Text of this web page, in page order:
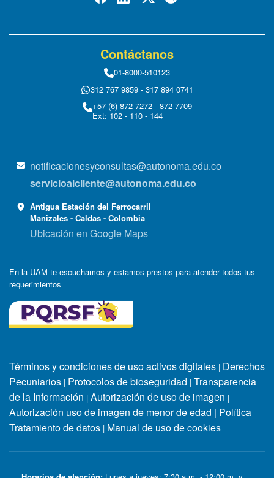
Contáctanos
01-8000-510123
312 767 9859 - 317 894 0741
+57 (6) 872 7272 - 872 7709
Ext: 102 - 110 - 144
notificacionesyconsultas@autonoma.edu.co
servicioalcliente@autonoma.edu.co
Antigua Estación del Ferrocarril
Manizales - Caldas - Colombia
Ubicación en Google Maps
En la UAM te escuchamos y estamos prestos para atender todos tus
requerimientos
Términos y condiciones de uso activos digitales | Derechos
Pecuniarios | Protocolos de bioseguridad | Transparencia
de la Información | Autorización de uso de imagen |
Autorización uso de imagen de menor de edad | Política
Tratamiento de datos | Manual de uso de cookies